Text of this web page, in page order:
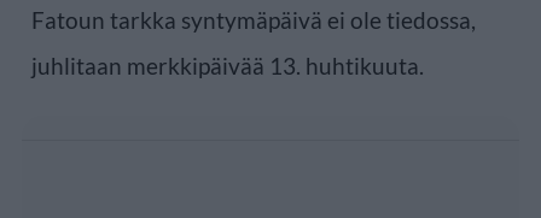
Fatoun tarkka syntymäpäivä ei ole tiedossa,
juhlitaan merkkipäivää 13. huhtikuuta.